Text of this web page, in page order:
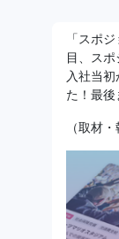
「スポ
目、ス
入社当
た！最後
（取材